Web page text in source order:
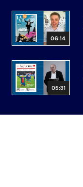
06:14
05:31